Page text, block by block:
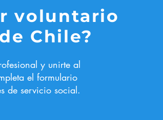
voluntario
Chile?
y unirte al
el formulario
de servicio social.